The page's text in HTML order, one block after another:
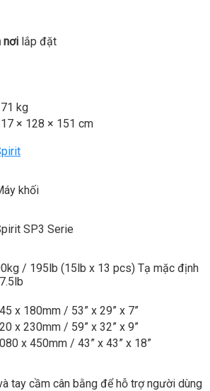
nơi lắp đặt
kg
× 128 × 151 cm
khối
SP3 Serie
/ 195lb (15lb x 13 pcs) Tạ mặc định
x 180mm / 53” x 29” x 7”
x 230mm / 59” x 32” x 9”
x 450mm / 43” x 43” x 18”
tay cầm cân bằng để hỗ trợ người dùng